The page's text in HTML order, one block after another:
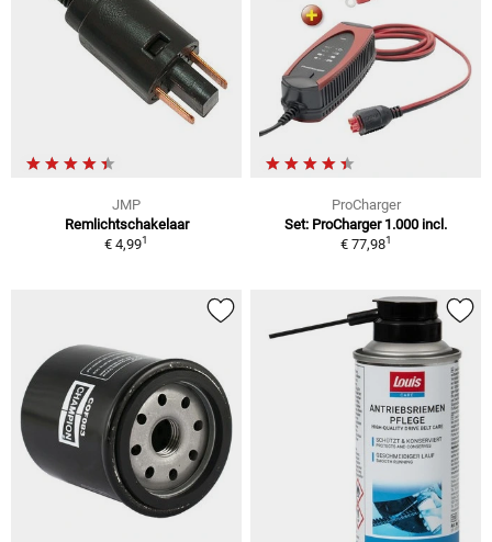
JMP
Remlichtschakelaar
€ 4,991
ProCharger
Set: ProCharger 1.000 incl.
€ 77,981